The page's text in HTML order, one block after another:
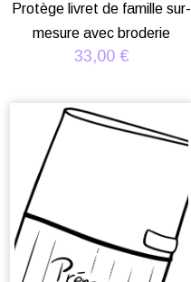
Protège livret de famille sur-
mesure avec broderie
33,00 €